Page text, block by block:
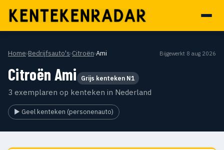
Home›Bedrijfsauto's›Citroën›Ami Bijgewerkt 8 aug 2026
Citroën Ami Grijs kenteken N1
3 exemplaren op kenteken in Nederland
▶ Geel kenteken (personenauto)